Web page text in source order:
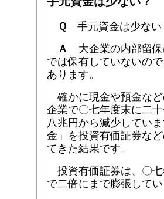
Ｑ 手元資金は少ない
Ａ
大企業の内部留保
では保有していないの
あります。
確かに現金や預金な
企業で〇七年度末に二
八兆円から減少してい
金」を投資有価証券な
てきた結果です。
投資有価証券は、〇
で二倍にまで膨張して